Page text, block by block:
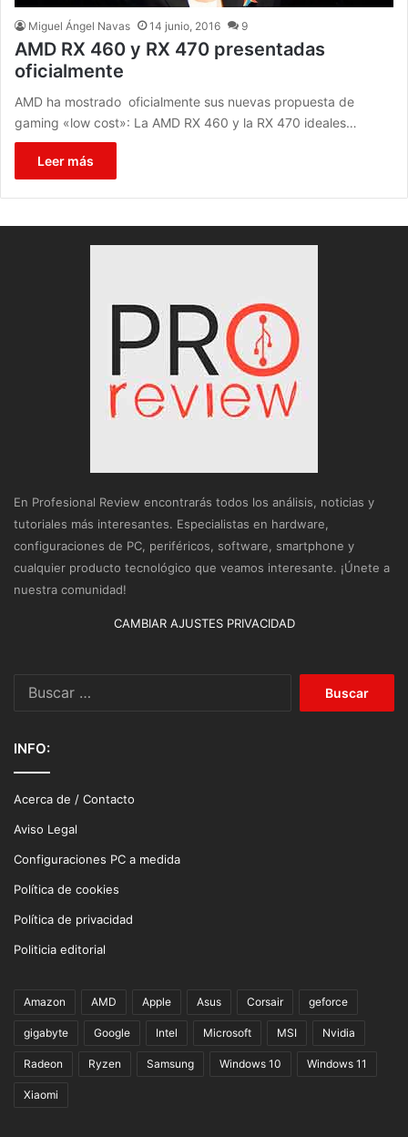
Miguel Ángel Navas 14 junio, 2016 9
AMD RX 460 y RX 470 presentadas
oficialmente
AMD ha mostrado oficialmente sus nuevas propuesta de
gaming «low cost»: La AMD RX 460 y la RX 470 ideales…
Leer más
En Profesional Review encontrarás todos los análisis, noticias y
tutoriales más interesantes. Especialistas en hardware,
configuraciones de PC, periféricos, software, smartphone y
cualquier producto tecnológico que veamos interesante. ¡Únete a
nuestra comunidad!
CAMBIAR AJUSTES PRIVACIDAD
INFO:
Acerca de / Contacto
Aviso Legal
Configuraciones PC a medida
Política de cookies
Política de privacidad
Politicia editorial
Amazon AMD Apple Asus Corsair geforce
gigabyte Google Intel Microsoft MSI Nvidia
Radeon Ryzen Samsung Windows 10 Windows 11
Xiaomi